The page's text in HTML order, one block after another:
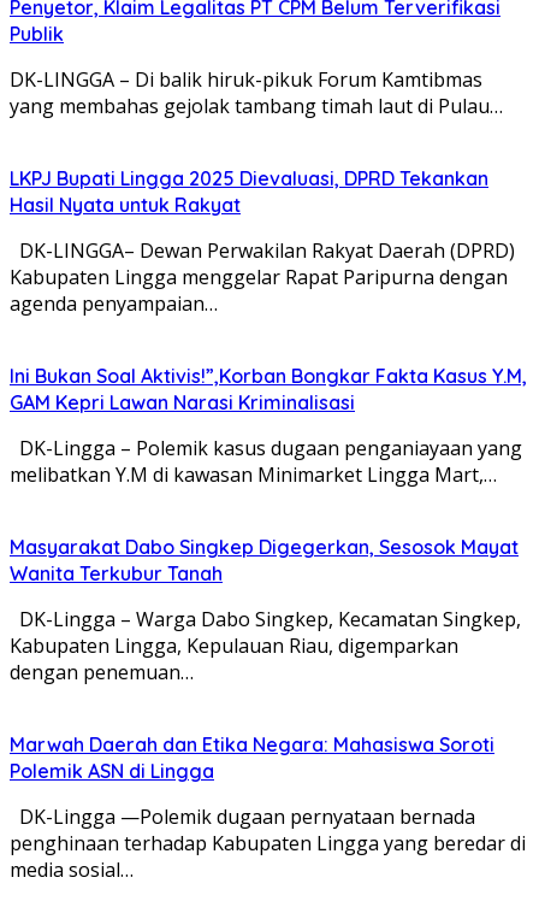
Penyetor, Klaim Legalitas PT CPM Belum Terverifikasi
Publik
DK-LINGGA – Di balik hiruk-pikuk Forum Kamtibmas
yang membahas gejolak tambang timah laut di Pulau…
LKPJ Bupati Lingga 2025 Dievaluasi, DPRD Tekankan
Hasil Nyata untuk Rakyat
DK-LINGGA– Dewan Perwakilan Rakyat Daerah (DPRD)
Kabupaten Lingga menggelar Rapat Paripurna dengan
agenda penyampaian…
Ini Bukan Soal Aktivis!”,Korban Bongkar Fakta Kasus Y.M,
GAM Kepri Lawan Narasi Kriminalisasi
DK-Lingga – Polemik kasus dugaan penganiayaan yang
melibatkan Y.M di kawasan Minimarket Lingga Mart,…
Masyarakat Dabo Singkep Digegerkan, Sesosok Mayat
Wanita Terkubur Tanah
DK-Lingga – Warga Dabo Singkep, Kecamatan Singkep,
Kabupaten Lingga, Kepulauan Riau, digemparkan
dengan penemuan…
Marwah Daerah dan Etika Negara: Mahasiswa Soroti
Polemik ASN di Lingga
DK-Lingga —Polemik dugaan pernyataan bernada
penghinaan terhadap Kabupaten Lingga yang beredar di
media sosial…